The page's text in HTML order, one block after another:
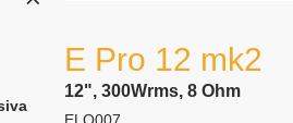
E Pro 12 mk2
12", 300Wrms, 8 Ohm
ELO007